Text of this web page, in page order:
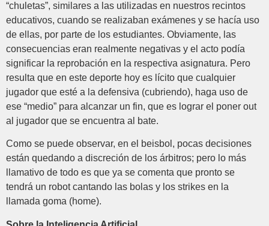
“chuletas”, similares a las utilizadas en nuestros recintos
educativos, cuando se realizaban exámenes y se hacía uso
de ellas, por parte de los estudiantes. Obviamente, las
consecuencias eran realmente negativas y el acto podía
significar la reprobación en la respectiva asignatura. Pero
resulta que en este deporte hoy es lícito que cualquier
jugador que esté a la defensiva (cubriendo), haga uso de
ese “medio” para alcanzar un fin, que es lograr el poner out
al jugador que se encuentra al bate.
Como se puede observar, en el beisbol, pocas decisiones
están quedando a discreción de los árbitros; pero lo más
llamativo de todo es que ya se comenta que pronto se
tendrá un robot cantando las bolas y los strikes en la
llamada goma (home).